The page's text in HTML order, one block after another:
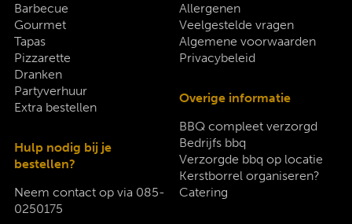
Barbecue
Gourmet
Tapas
Pizzarette
Dranken
Partyverhuur
Extra bestellen
Hulp nodig bij je
bestellen?
Neem contact op via 085-
0250175
Allergenen
Veelgestelde vragen
Algemene voorwaarden
Privacybeleid
Overige informatie
BBQ compleet verzorgd
Bedrijfs bbq
Verzorgde bbq op locatie
Kerstborrel organiseren?
Catering